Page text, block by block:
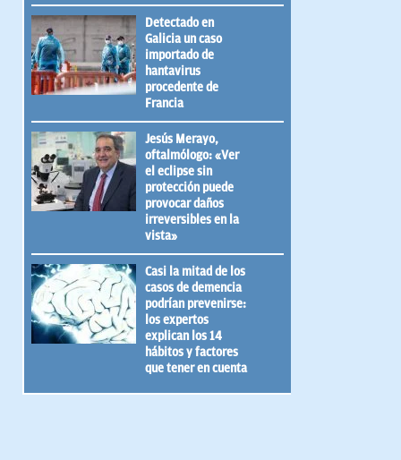
Detectado en
Galicia un caso
importado de
hantavirus
procedente de
Francia
Jesús Merayo,
oftalmólogo: «Ver
el eclipse sin
protección puede
provocar daños
irreversibles en la
vista»
Casi la mitad de los
casos de demencia
podrían prevenirse:
los expertos
explican los 14
hábitos y factores
que tener en cuenta